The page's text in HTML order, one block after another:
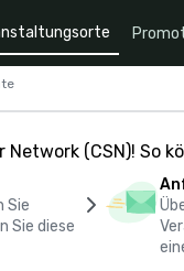
(CSN)! So
Sie
Sie diese